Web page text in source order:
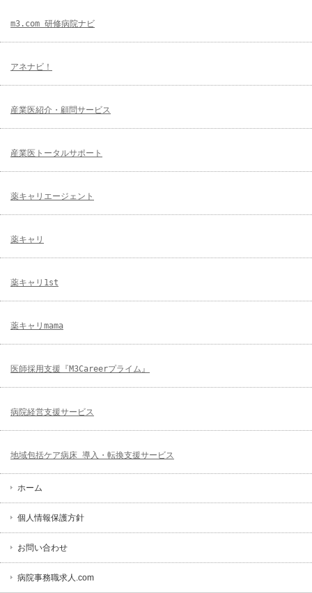
m3.com 研修病院ナビ
アネナビ！
産業医紹介・顧問サービス
産業医トータルサポート
薬キャリエージェント
薬キャリ
薬キャリ1st
薬キャリmama
医師採用支援『M3Careerプライム』
病院経営支援サービス
地域包括ケア病床 導入・転換支援サービス
ホーム
個人情報保護方針
お問い合わせ
病院事務職求人.com